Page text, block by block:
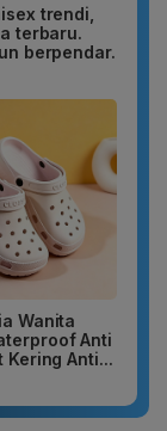
trendi,
terbaru.
berpendar.
Wanita
Anti
Kering Anti...